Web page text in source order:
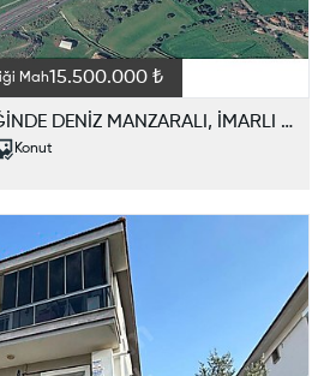
Mah15.500.000 ₺
ALİAĞA HOROZGEDİĞİNDE DENİZ MANZARALI, İMARLI SATILIK ARAZİ
Konut